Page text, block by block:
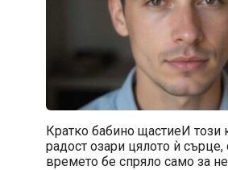
Кратко бабино щастиеИ този
радост озари цялото ѝ
времето бе спряло само за